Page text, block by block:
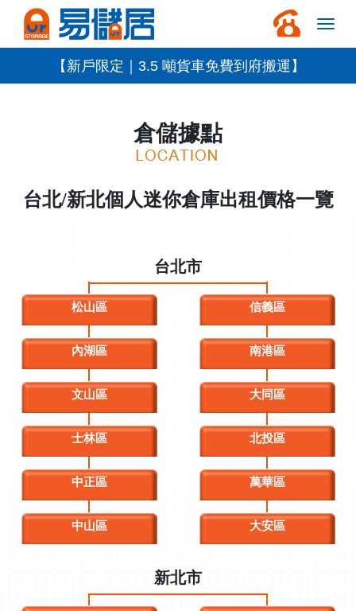
【新戶限定｜3.5 噸貨車免費到府搬運】
倉儲據點
台北/新北個人迷你倉庫出租價格一覽
台北市
松山區 信義區
內湖區 南港區
文山區 大同區
士林區 北投區
中正區 萬華區
中山區 大安區
新北市